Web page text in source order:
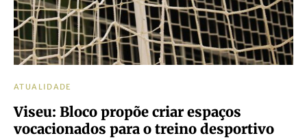
ATUALIDADE
Viseu: Bloco propõe criar espaços
vocacionados para o treino desportivo